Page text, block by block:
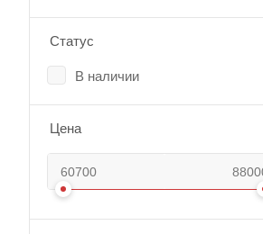
Статус
В наличии
Цена